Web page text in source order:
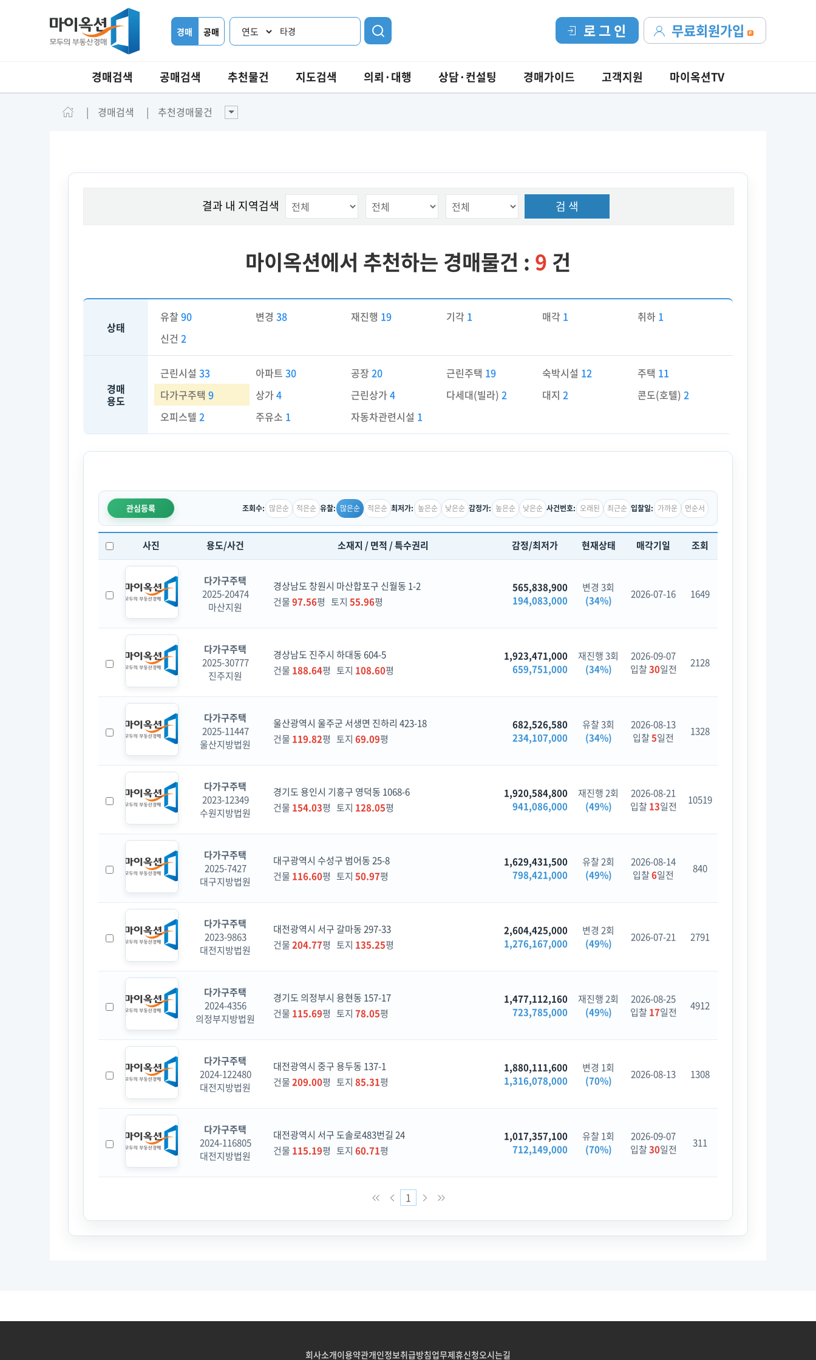
경매 공매 타경 무료회원가입
로 그 인
경매검색 공매검색 추천물건 지도검색 의뢰·대행 상담·컨설팅 경매가이드 고객지원 마이옥션TV
경매검색 추천경매물건
결과 내 지역검색 검 색
마이옥션에서 추천하는 경매물건 : 9 건
상태
유찰 90 변경38 재진행 19 기각 1 매각 1 취하 1
신건 2
경매
용도
근린시설 33 아파트30 공장20 근린주택 19 숙박시설 12 주택 11
다가구주택 9 상가4 근린상가4 다세대(빌라)2 대지 2 콘도(호텔) 2
오피스텔 2 주유소 1 자동차관련시설 1
관심등록 조회수: 많은순 적은순 유찰: 많은순 적은순 최저가: 높은순 낮은순 감정가: 높은순 낮은순 사건번호: 오래된 최근순 입찰일: 가까운 먼순서
사진 용도/사건 소재지 / 면적 / 특수권리 감정/최저가 현재상태 매각기일 조회
다가구주택
2025-20474
마산지원
경상남도 창원시 마산합포구 신월동 1-2
건물97.56평 토지 55.96평
565,838,900
194,083,000
변경 3회
(34%)
2026-07-16 1649
다가구주택
2025-30777
진주지원
경상남도 진주시 하대동 604-5
건물 188.64평 토지 108.60평
1,923,471,000
659,751,000
재진행 3회
(34%)
2026-09-07
입찰30일전 2128
다가구주택
2025-11447
울산지방법원
울산광역시 울주군 서생면 진하리 423-18
건물 119.82평 토지 69.09평
682,526,580
234,107,000
유찰 3회
(34%)
2026-08-13
입찰5일전 1328
다가구주택
2023-12349
수원지방법원
경기도 용인시 기흥구 영덕동 1068-6
건물 154.03평 토지 128.05평
1,920,584,800
941,086,000
재진행 2회
(49%)
2026-08-21
입찰13일전 10519
다가구주택
2025-7427
대구지방법원
대구광역시 수성구 범어동 25-8
건물 116.60평 토지 50.97평
1,629,431,500
798,421,000
유찰 2회
(49%)
2026-08-14
입찰6일전 840
다가구주택
2023-9863
대전지방법원
대전광역시 서구 갈마동 297-33
건물204.77평 토지 135.25평
2,604,425,000
1,276,167,000
변경 2회
(49%)
2026-07-21 2791
다가구주택
2024-4356
의정부지방법원
경기도 의정부시 용현동 157-17
건물 115.69평 토지 78.05평
1,477,112,160
723,785,000
재진행 2회
(49%)
2026-08-25
입찰17일전 4912
다가구주택
2024-122480
대전지방법원
대전광역시 중구 용두동 137-1
건물209.00평 토지 85.31평
1,880,111,600
1,316,078,000
변경 1회
(70%)
2026-08-13 1308
다가구주택
2024-116805
대전지방법원
대전광역시 서구 도솔로483번길 24
건물 115.19평 토지 60.71평
1,017,357,100
712,149,000
유찰 1회
(70%)
2026-09-07
입찰30일전 311
1
회사소개이용약관개인정보취급방침업무제휴신청오시는길